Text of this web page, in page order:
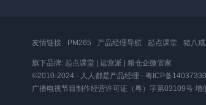
友情链接 PM265 产品经理导航 起点课堂 猪八戒
旗下品牌: 起点课堂 运营派
粮仓企微管家
©2010-2024 - 人人都是产品经理 - 粤ICP备
广播电视节目制作经营许可证（粤）字第03109号 增